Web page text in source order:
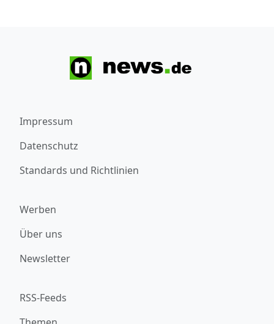
Impressum
Datenschutz
Standards und Richtlinien
Werben
Über uns
Newsletter
RSS-Feeds